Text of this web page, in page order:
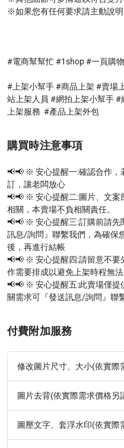
※如果您有任何要求請主動說
#電商幫幫忙 #1shop #一頁購物
#上架小幫手 #商品上架 #賣場
站上架人員 #網拍上架小幫手
上架服務  #產品上架外包
購買時注意事項
📢📢 ※ 安心提醒一:確認合作，
訂，讓老闆放心
📢📢 ※ 安心提醒二:圖片、文案
相關，本賣場不負相關責任。
📢📢 ※ 安心提醒三:訂購前請先
訊息/詢問』聯繫我們，為確保
後，再進行結帳
📢📢 ※ 安心提醒四:請留意不要
作需要排成以避免上架時程無法
📢📢 ※ 安心提醒五:此賣場僅提
關需求可『發送訊息/詢問』聯
付費附加服務
修改圖片尺寸、大小(依實際
圖片去背(依實際需求價格另
圖壓文字、套浮水印(依實際